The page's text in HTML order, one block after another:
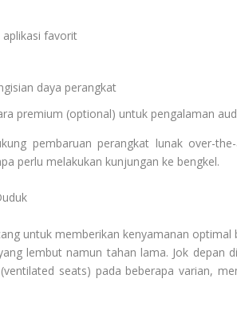
aplikasi favorit
daya perangkat
premium (optional) untuk pengalaman
pembaruan perangkat lunak over-
perlu melakukan kunjungan ke bengkel.
untuk memberikan kenyamanan
lembut namun tahan lama. Jok depan
seats) pada beberapa varian,